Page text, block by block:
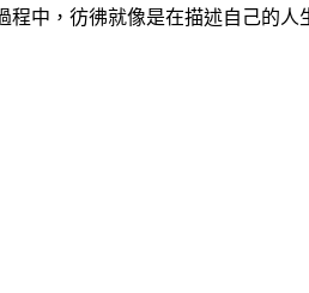
中，彷彿就像是在描述自己的